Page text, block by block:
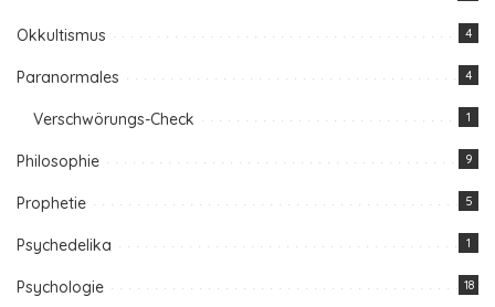
Okkultismus 4
Paranormales 4
Verschwörungs-Check 1
Philosophie 9
Prophetie 5
Psychedelika 1
Psychologie 18